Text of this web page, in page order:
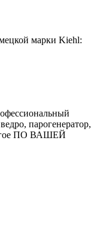
марки Kiehl:
парогенератор,
ПО ВАШЕЙ